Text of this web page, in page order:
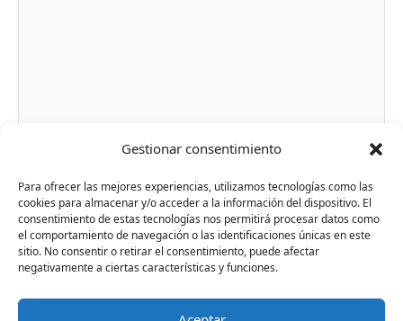
Gestionar consentimiento
Para ofrecer las mejores experiencias, utilizamos tecnologías como las
cookies para almacenar y/o acceder a la información del dispositivo. El
consentimiento de estas tecnologías nos permitirá procesar datos como
el comportamiento de navegación o las identificaciones únicas en este
sitio. No consentir o retirar el consentimiento, puede afectar
negativamente a ciertas características y funciones.
Nombre*
Correo